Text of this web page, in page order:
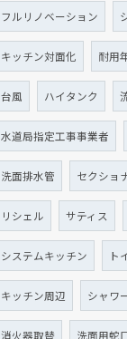
フルリノベーション
キッチン対面化 耐用
台風 ハイタンク
水道局指定工事事業者
洗面排水管 セクショ
リシェル サティス
システムキッチン ト
キッチン周辺 シャワ
消火器取替 洗面用蛇